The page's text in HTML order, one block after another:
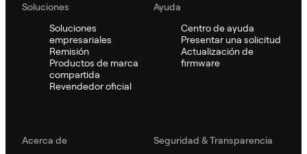
Soluciones
Soluciones
empresariales
Remisión
Productos de marca
compartida
Revendedor oficial
Ayuda
Centro de ayuda
Presentar una solicitud
Actualización de
firmware
Acerca de
Seguridad & Transparencia